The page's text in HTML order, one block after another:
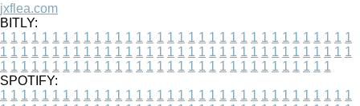
jxflea.com
BITLY:
1 1 1 1 1 1 1 1 1 1 1 1 1 1 1 1 1 1 1 1 1 1 1 1 1 1 1 1 1 1 1 1 1 1
1 1 1 1 1 1 1 1 1 1 1 1 1 1 1 1 1 1 1 1 1 1 1 1 1 1 1 1 1 1 1 1 1 1
1 1 1 1 1 1 1 1 1 1 1 1 1 1 1 1 1 1 1 1 1 1 1 1 1 1 1 1 1 1 1 1
SPOTIFY:
1 1 1 1 1 1 1 1 1 1 1 1 1 1 1 1 1 1 1 1 1 1 1 1 1 1 1 1 1 1 1 1 1 1